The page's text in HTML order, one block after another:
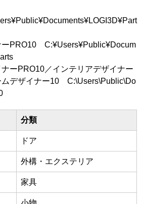
ーPRO10 C:¥Users¥Public¥Docum
ーPRO10／インテリアデザイナー
ムデザイナー10 C:\Users\Public\Do
分類
ドア
外構・エクステリア
家具